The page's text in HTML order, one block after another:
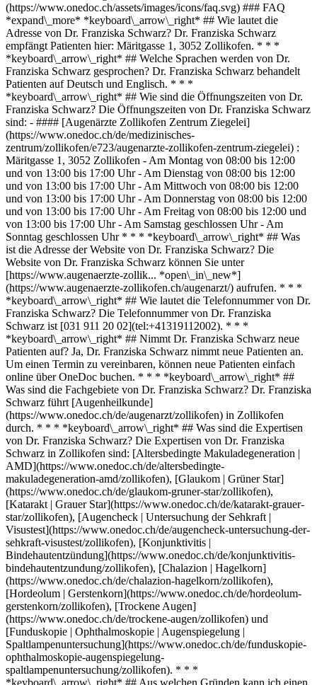
(https://www.onedoc.ch/assets/images/icons/faq.svg) ### FAQ
*expand\_more* *keyboard\_arrow\_right* ## Wie lautet die
Adresse von Dr. Franziska Schwarz? Dr. Franziska Schwarz
empfängt Patienten hier: Märitgasse 1, 3052 Zollikofen. * * *
*keyboard\_arrow\_right* ## Welche Sprachen werden von Dr.
Franziska Schwarz gesprochen? Dr. Franziska Schwarz behandelt
Patienten auf Deutsch und Englisch. * * *
*keyboard\_arrow\_right* ## Wie sind die Öffnungszeiten von Dr.
Franziska Schwarz? Die Öffnungszeiten von Dr. Franziska Schwarz
sind: - #### [Augenärzte Zollikofen Zentrum Ziegelei]
(https://www.onedoc.ch/de/medizinisches-
zentrum/zollikofen/e723/augenarzte-zollikofen-zentrum-ziegelei) :
Märitgasse 1, 3052 Zollikofen - Am Montag von 08:00 bis 12:00
und von 13:00 bis 17:00 Uhr - Am Dienstag von 08:00 bis 12:00
und von 13:00 bis 17:00 Uhr - Am Mittwoch von 08:00 bis 12:00
und von 13:00 bis 17:00 Uhr - Am Donnerstag von 08:00 bis 12:00
und von 13:00 bis 17:00 Uhr - Am Freitag von 08:00 bis 12:00 und
von 13:00 bis 17:00 Uhr - Am Samstag geschlossen Uhr - Am
Sonntag geschlossen Uhr * * * *keyboard\_arrow\_right* ## Was
ist die Adresse der Website von Dr. Franziska Schwarz? Die
Website von Dr. Franziska Schwarz können Sie unter
[https://www.augenaerzte-zollik... *open\_in\_new*]
(https://www.augenaerzte-zollikofen.ch/augenarzt/) aufrufen. * * *
*keyboard\_arrow\_right* ## Wie lautet die Telefonnummer von Dr.
Franziska Schwarz? Die Telefonnummer von Dr. Franziska
Schwarz ist [031 911 20 02](tel:+41319112002). * * *
*keyboard\_arrow\_right* ## Nimmt Dr. Franziska Schwarz neue
Patienten auf? Ja, Dr. Franziska Schwarz nimmt neue Patienten an.
Um einen Termin zu vereinbaren, können neue Patienten einfach
online über OneDoc buchen. * * * *keyboard\_arrow\_right* ##
Was sind die Fachgebiete von Dr. Franziska Schwarz? Dr. Franziska
Schwarz führt [Augenheilkunde]
(https://www.onedoc.ch/de/augenarzt/zollikofen) in Zollikofen
durch. * * * *keyboard\_arrow\_right* ## Was sind die Expertisen
von Dr. Franziska Schwarz? Die Expertisen von Dr. Franziska
Schwarz in Zollikofen sind: [Altersbedingte Makuladegeneration |
AMD](https://www.onedoc.ch/de/altersbedingte-
makuladegeneration-amd/zollikofen), [Glaukom | Grüner Star]
(https://www.onedoc.ch/de/glaukom-gruner-star/zollikofen),
[Katarakt | Grauer Star](https://www.onedoc.ch/de/katarakt-grauer-
star/zollikofen), [Augencheck | Untersuchung der Sehkraft |
Visustest](https://www.onedoc.ch/de/augencheck-untersuchung-der-
sehkraft-visustest/zollikofen), [Konjunktivitis |
Bindehautentzündung](https://www.onedoc.ch/de/konjunktivitis-
bindehautentzundung/zollikofen), [Chalazion | Hagelkorn]
(https://www.onedoc.ch/de/chalazion-hagelkorn/zollikofen),
[Hordeolum | Gerstenkorn](https://www.onedoc.ch/de/hordeolum-
gerstenkorn/zollikofen), [Trockene Augen]
(https://www.onedoc.ch/de/trockene-augen/zollikofen) und
[Funduskopie | Ophthalmoskopie | Augenspiegelung |
Spaltlampenuntersuchung](https://www.onedoc.ch/de/funduskopie-
ophthalmoskopie-augenspiegelung-
spaltlampenuntersuchung/zollikofen). * * *
*keyboard\_arrow\_right* ## Aus welchen Gründen kann ich einen